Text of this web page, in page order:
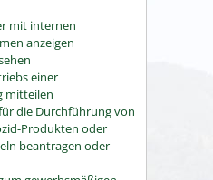
mit internen
anzeigen
einer
mitteilen
die Durchführung von
Produkten oder
beantragen oder